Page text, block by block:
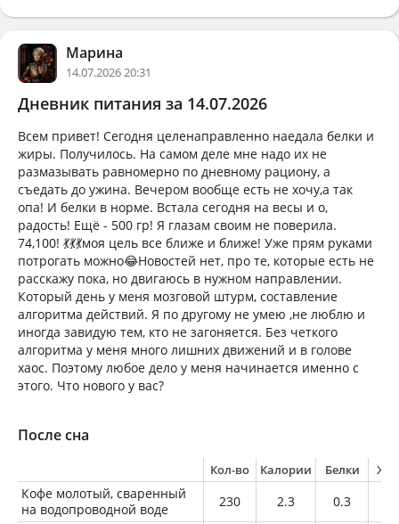
Марина
14.07.2026 20:31
Дневник питания за 14.07.2026
Всем привет! Сегодня целенаправленно наедала белки и
жиры. Получилось. На самом деле мне надо их не
размазывать равномерно по дневному рациону, а
съедать до ужина. Вечером вообще есть не хочу,а так
опа! И белки в норме. Встала сегодня на весы и о,
радость! Ещё - 500 гр! Я глазам своим не поверила.
74,100! 💃💃💃моя цель все ближе и ближе! Уже прям руками
потрогать можно😂Новостей нет, про те, которые есть не
расскажу пока, но двигаюсь в нужном направлении.
Который день у меня мозговой штурм, составление
алгоритма действий. Я по другому не умею ,не люблю и
иногда завидую тем, кто не загоняется. Без четкого
алгоритма у меня много лишних движений и в голове
хаос. Поэтому любое дело у меня начинается именно с
этого. Что нового у вас?
После сна
Кол-во Калории Белки
Кофе молотый, сваренный
на водопроводной воде
230 2.3 0.3